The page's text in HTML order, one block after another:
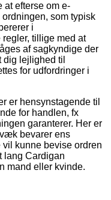
efterse om e-
som typisk
i
tillige med at
af sagkyndige der
dig lejlighed til
for udfordringer i
er hensynstagende til
for handlen, fx
garanterer. Her er
bevarer ens
kunne bevise ordren
lang Cardigan
mand eller kvinde.